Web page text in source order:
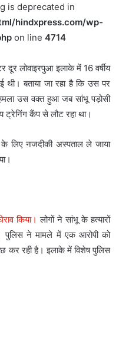
is deprecated in
hindxpress.com/wp-
on line 4714
दूर लोवाइरपुआ इलाके में 16 वर्षीय
थी। बताया जा रहा है कि उस पर
हमला उस वक्त हुआ जब सांभू पड़ोसी
ट्रेनिंग कैंप से लौट रहा था।
लिए नजदीकी अस्पताल ले जाया
किया। लोगों ने सांभू के हत्यारों
पुलिस ने मामले में एक आरोपी को
कर रही है। इलाके में विशेष पुलिस